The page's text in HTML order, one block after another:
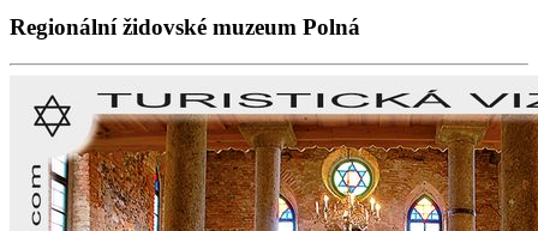
Regionální židovské muzeum Polná